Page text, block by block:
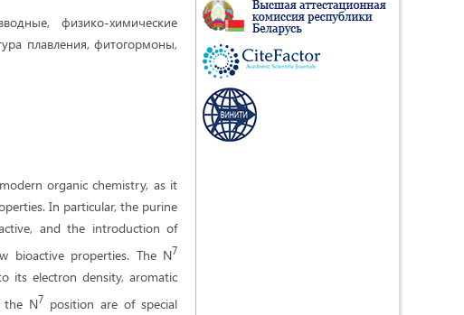
физико-химические
плавления, фитогормоны,
organic chemistry, as it
In particular, the purine
and the introduction of
bioactive properties. The N7
its electron density, aromatic
the N7 position are of special